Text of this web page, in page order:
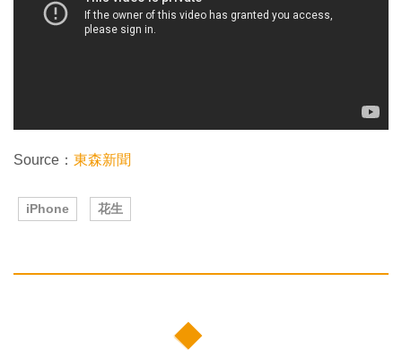
Source： 東森新聞
iPhone 花生